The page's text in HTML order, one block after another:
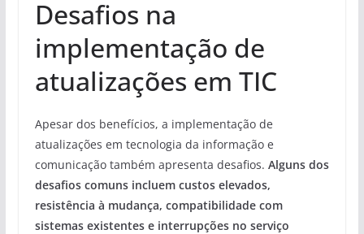
Desafios na
implementação de
atualizações em TIC
Apesar dos benefícios, a implementação de
atualizações em tecnologia da informação e
comunicação também apresenta desafios. Alguns dos
desafios comuns incluem custos elevados,
resistência à mudança, compatibilidade com
sistemas existentes e interrupções no serviço